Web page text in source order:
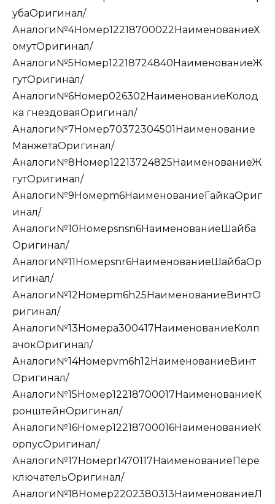
убаОригинал/
Аналоги№4Номер12218700022НаименованиеХ
омутОригинал/
Аналоги№5Номер12218724840НаименованиеЖ
гутОригинал/
Аналоги№6Номер026302НаименованиеКолод
ка гнездоваяОригинал/
Аналоги№7Номер70372304501Наименование
МанжетаОригинал/
Аналоги№8Номер12213724825НаименованиеЖ
гутОригинал/
Аналоги№9Номерm6НаименованиеГайкаОриг
инал/
Аналоги№10Номерsnsn6НаименованиеШайба
Оригинал/
Аналоги№11Номерsnr6НаименованиеШайбаОр
игинал/
Аналоги№12Номерm6h25НаименованиеВинтО
ригинал/
Аналоги№13Номерa300417НаименованиеКолп
ачокОригинал/
Аналоги№14Номерvm6h12НаименованиеВинт
Оригинал/
Аналоги№15Номер12218700017НаименованиеК
ронштейнОригинал/
Аналоги№16Номер12218700016НаименованиеК
орпусОригинал/
Аналоги№17Номерr1470117НаименованиеПере
ключательОригинал/
Аналоги№18Номер2202380313НаименованиеЛ